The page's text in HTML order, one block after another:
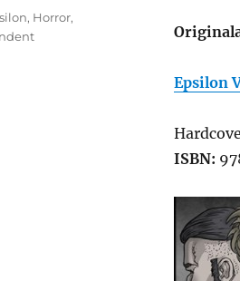
Epsilon
ISBN:
, Horror,